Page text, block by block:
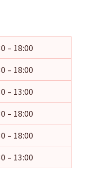
– 18:00
– 18:00
– 13:00
– 18:00
– 18:00
– 13:00